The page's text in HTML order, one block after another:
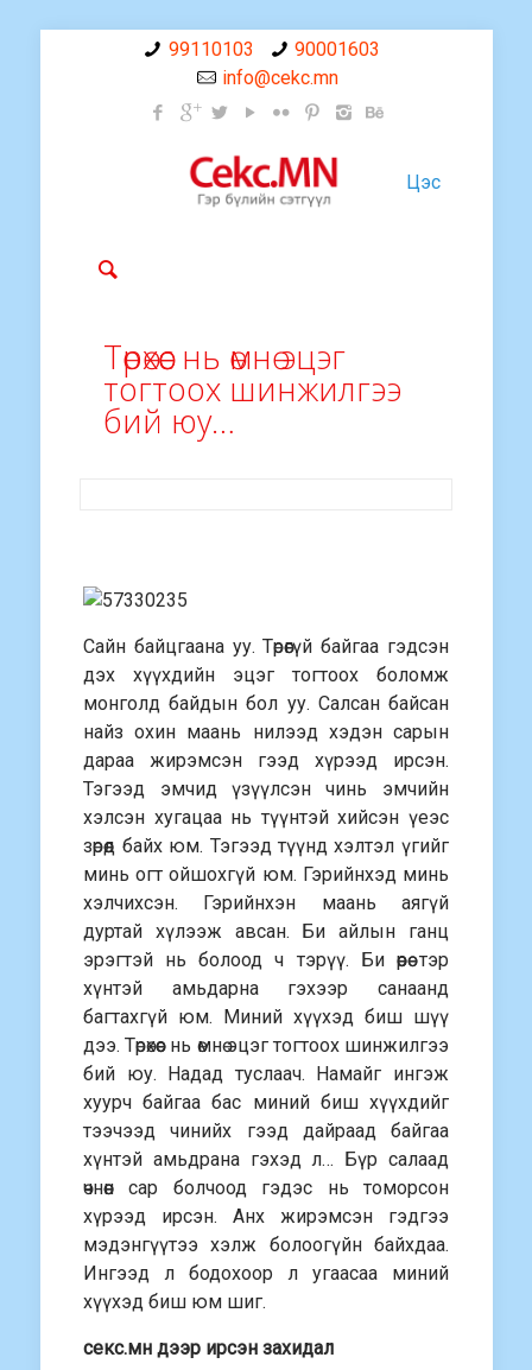
99110103
90001603
info@cekc.mn
Цэс
Төрөхөөс нь өмнө эцэг
тогтоох шинжилгээ
бий юу…
Сайн байцгаана уу. Төрөөгүй байгаа гэдсэн
дэх хүүхдийн эцэг тогтоох боломж
монголд байдын бол уу. Салсан байсан
найз охин маань нилээд хэдэн сарын
дараа жирэмсэн гээд хүрээд ирсэн.
Тэгээд эмчид үзүүлсэн чинь эмчийн
хэлсэн хугацаа нь түүнтэй хийсэн үеэс
зөрөөд байх юм. Тэгээд түүнд хэлтэл үгийг
минь огт ойшохгүй юм. Гэрийнхэд минь
хэлчихсэн. Гэрийнхэн маань аягүй
дуртай хүлээж авсан. Би айлын ганц
эрэгтэй нь болоод ч тэрүү. Би өөрөө тэр
хүнтэй амьдарна гэхээр санаанд
багтахгүй юм. Миний хүүхэд биш шүү
дээ. Төрөхөөс нь өмнө эцэг тогтоох шинжилгээ
бий юу. Надад туслаач. Намайг ингэж
хуурч байгаа бас миний биш хүүхдийг
тээчээд чинийх гээд дайраад байгаа
хүнтэй амьдрана гэхэд л… Бүр салаад
өчнөөн сар болчоод гэдэс нь томорсон
хүрээд ирсэн. Анх жирэмсэн гэдгээ
мэдэнгүүтээ хэлж болоогүйн байхдаа.
Ингээд л бодохоор л угаасаа миний
хүүхэд биш юм шиг.
секс.мн дээр ирсэн захидал